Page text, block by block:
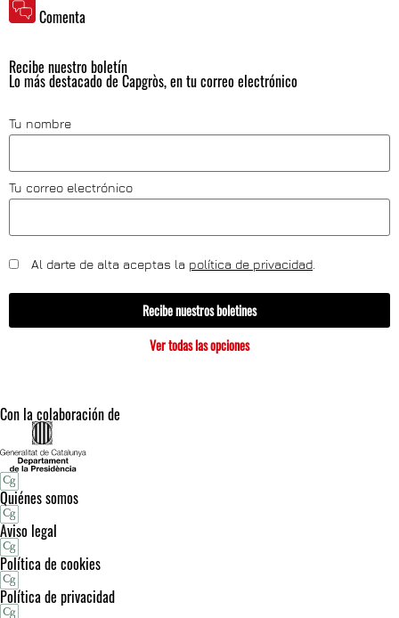
Comenta
Recibe nuestro boletín
Lo más destacado de Capgròs, en tu correo electrónico
Tu nombre
Tu correo electrónico
Al darte de alta aceptas la política de privacidad
Recibe nuestros boletines
Ver todas las opciones
Con la colaboración de
Quiénes somos
Aviso legal
Política de cookies
Política de privacidad